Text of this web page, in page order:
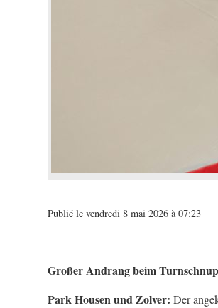
Publié le vendredi 8 mai 2026 à 07:23
Großer Andrang beim
Park Housen und Zolver: Der